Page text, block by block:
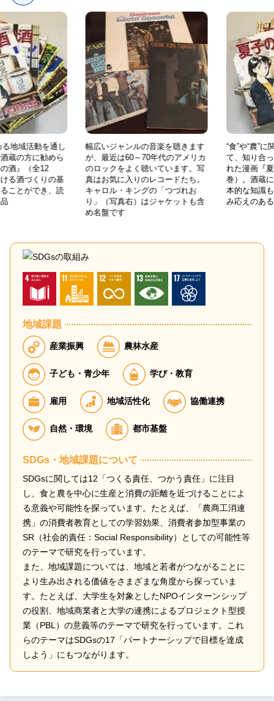
幅広いジャンルの音楽を聴きます
が、最近は60～70年代のアメリカ
のロックをよく聴いています。写
真はお気に入りのレコードたち。
キャロル・キングの「つづれお
り」（写真右）はジャケットも含
“食”や“農”に関わる地域活動を通し
て、知り合った酒蔵の方に勧めら
れた漫画『夏子の酒』（全12
巻）。酒蔵における酒づくりの基
本的な知識も得ることができ、読
み応えのある作品
地域課題
産業振興 農林水産
子ども・青少年 学び・教育
雇用 地域活性化 協働連携
自然・環境 都市基盤
SDGs・地域課題について
SDGsに関しては12「つくる責任、つかう責任」に注目
し、食と農を中心に生産と消費の距離を近づけることによ
る意義や可能性を探っています。たとえば、「農商工消連
携」の消費者教育としての学習効果、消費者参加型事業の
SR（社会的責任：Social Responsibility）としての可能性等
のテーマで研究を行っています。
また、地域課題については、地域と若者がつながることに
より生み出される価値をさまざまな角度から探っていま
す。たとえば、大学生を対象としたNPOインターンシップ
の役割、地域商業者と大学の連携によるプロジェクト型授
業（PBL）の意義等のテーマで研究を行っています。これ
らのテーマはSDGsの17「パートナーシップで目標を達成
しよう」にもつながります。